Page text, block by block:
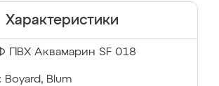
Характеристики
ПВХ Аквамарин SF 018
Boyard, Blum